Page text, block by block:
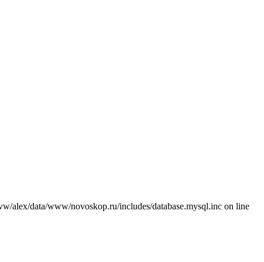
alex/data/www/novoskop.ru/includes/database.mysql.inc on line